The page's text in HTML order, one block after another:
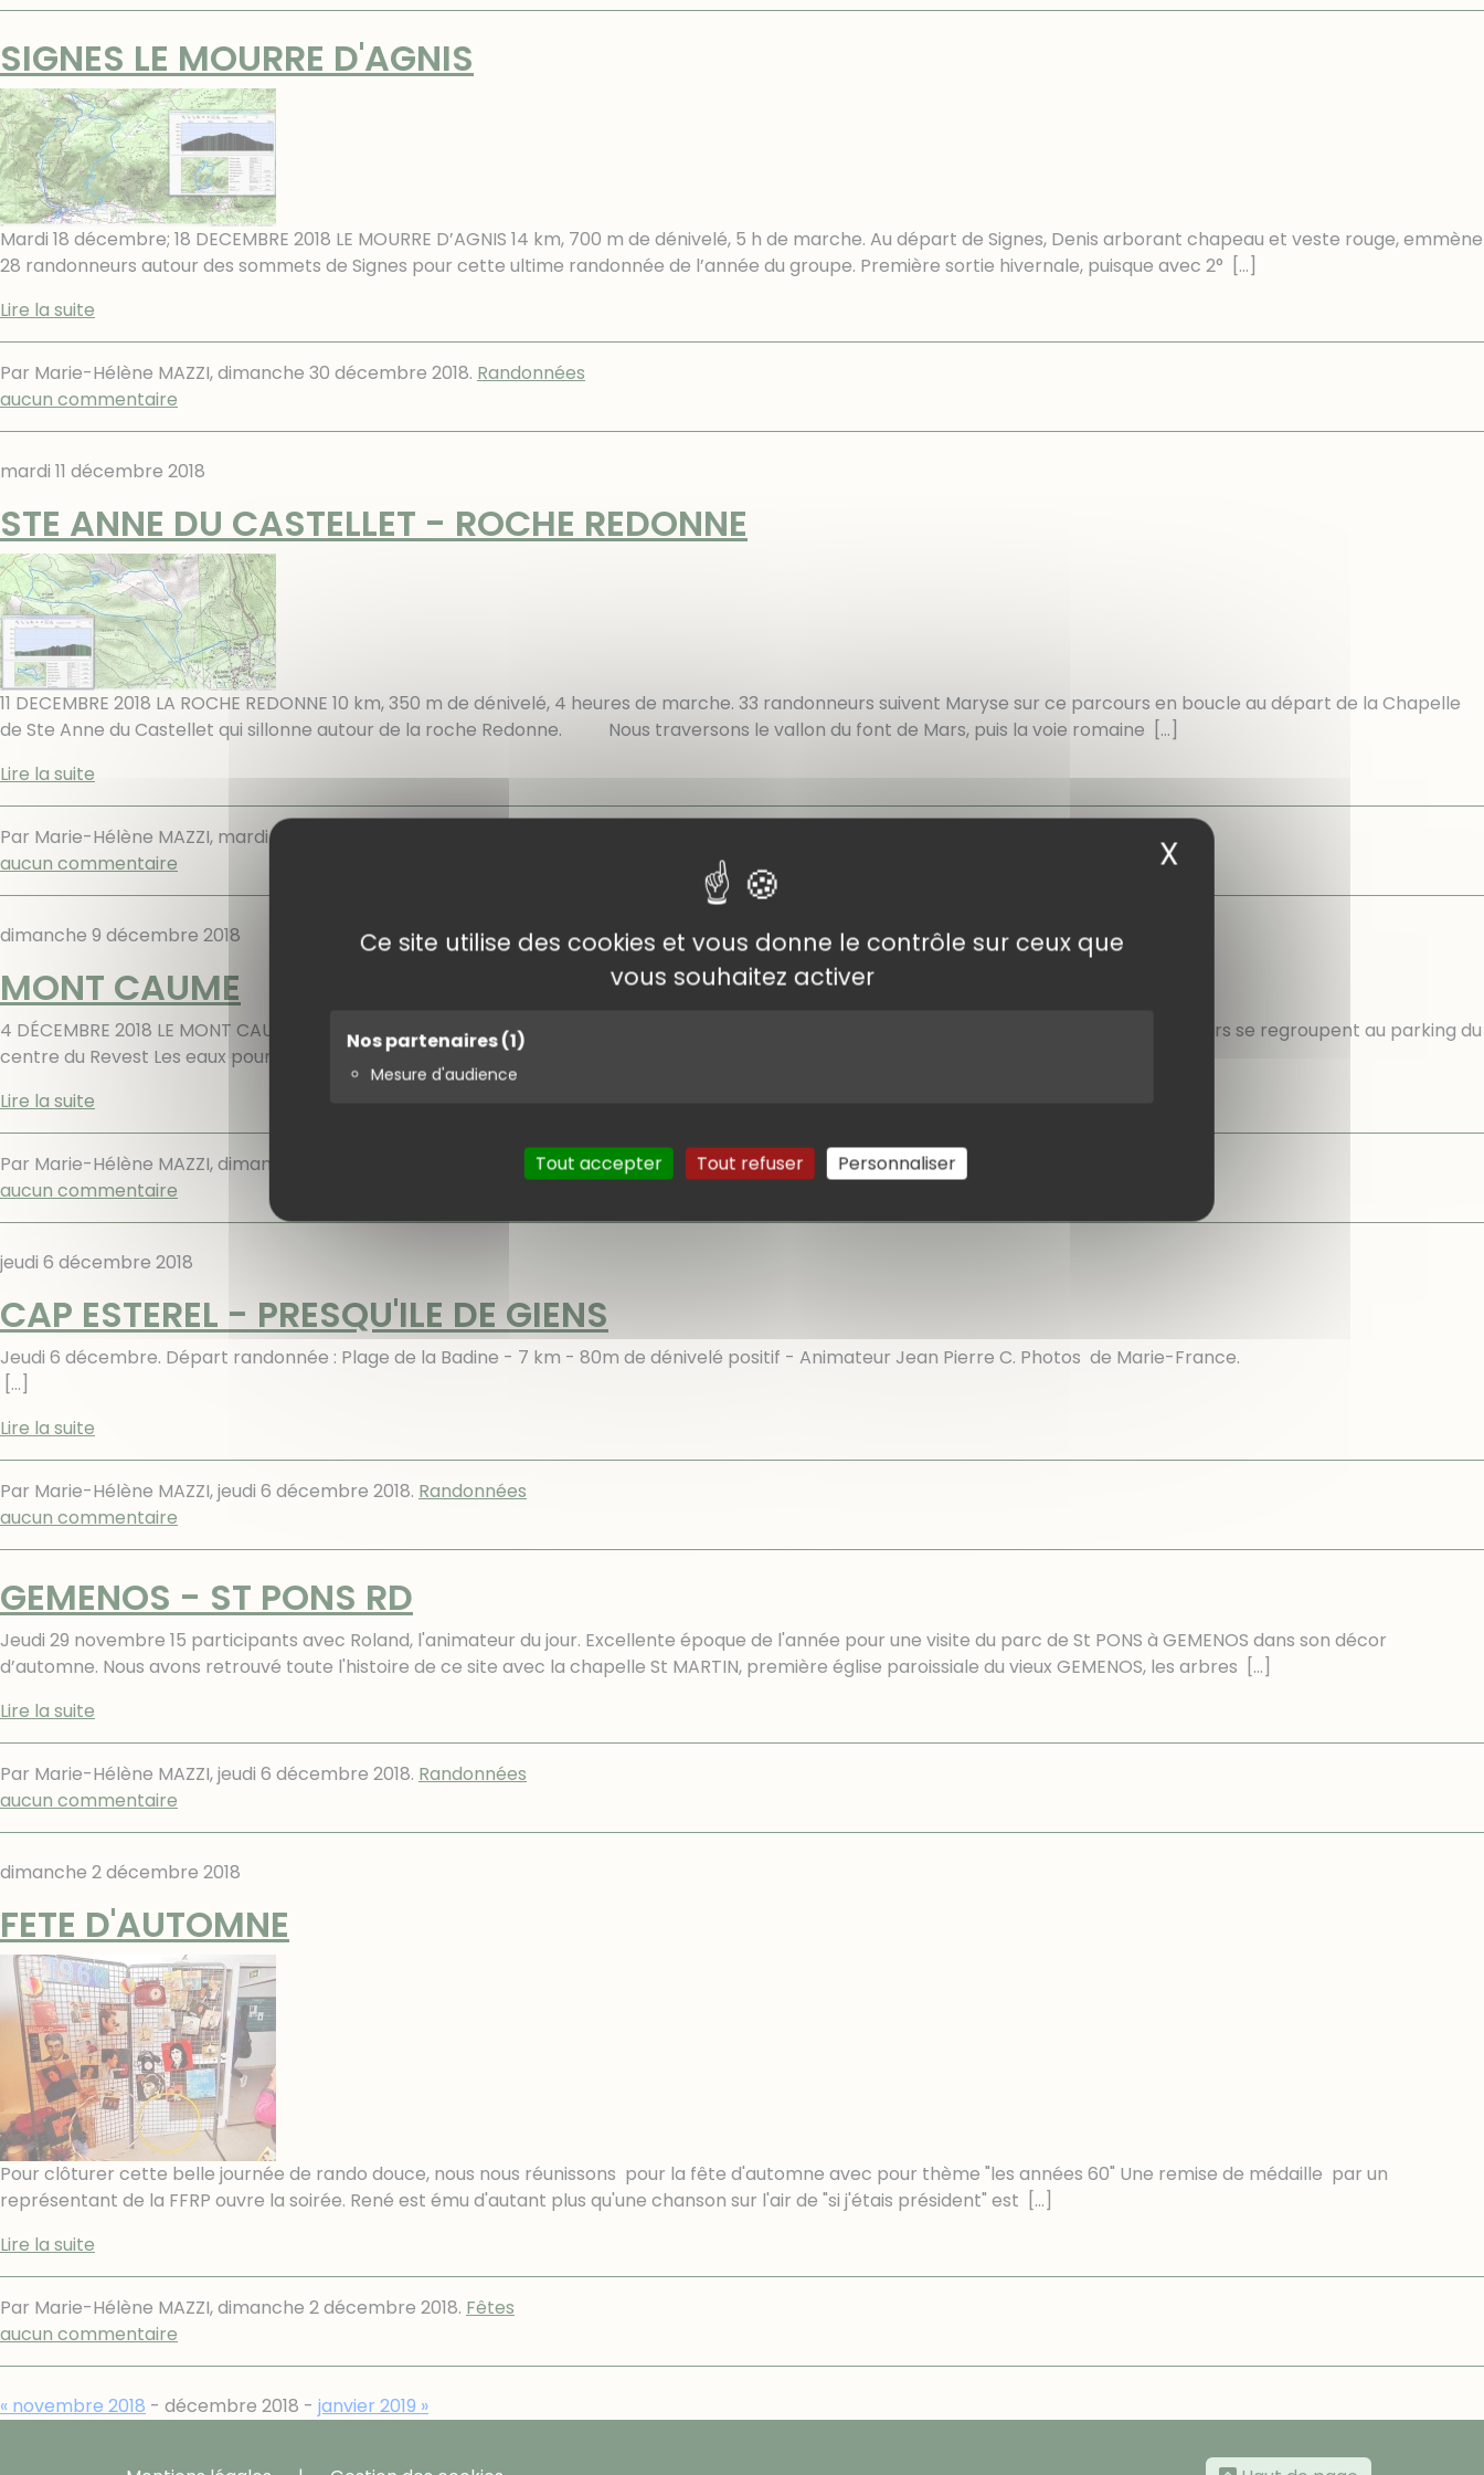
Ce site utilise des cookies et vous donne le contrôle sur ceux que
vous souhaitez activer
Nos partenaires(1)
Mesure d'audience
Tout accepter Tout refuser Personnaliser
X
SIGNES LE MOURRE D'AGNIS
Mardi 18 décembre; 18 DECEMBRE 2018 LE MOURRE D’AGNIS 14 km, 700 m de dénivelé, 5 h de marche. Au départ de Signes, Denis arborant chapeau et veste rouge, emmène
28 randonneurs autour des sommets de Signes pour cette ultime randonnée de l’année du groupe. Première sortie hivernale, puisque avec 2°
[…]
Lire la suite
Par Marie-Hélène MAZZI,dimanche 30 décembre 2018. Randonnées
aucun commentaire
mardi 11 décembre 2018
STE ANNE DU CASTELLET - ROCHE REDONNE
11 DECEMBRE 2018 LA ROCHE REDONNE 10 km, 350 m de dénivelé, 4 heures de marche. 33 randonneurs suivent Maryse sur ce parcours en boucle au départ de la Chapelle
de Ste Anne du Castellet qui sillonne autour de la roche Redonne. Nous traversons le vallon du font de Mars, puis la voie romaine
[…]
Lire la suite
Par Marie-Hélène MAZZI, mardi 11 décembre 2018
aucun commentaire
dimanche 9 décembre 2018
MONT CAUME
4 DÉCEMBRE 2018 LE MONT CAUME 14 km, 600 m de dénivelé, 5 heures de marche. Une boucle au départ du Revest. A 9 heures, 22 randonneurs se regroupent au parking du
centre du Revest Les eaux pour entreprendre « l’ascension » vers le Mont Caume sous la conduite de Gérard. Le ciel bleu sillonné
Lire la suite
Par Marie-Hélène MAZZI,dimanche 9 décembre 2018
Randonnées
aucun commentaire
jeudi 6 décembre 2018
CAP ESTEREL - PRESQU'ILE DE GIENS
Jeudi 6 décembre. Départ randonnée : Plage de la Badine - 7 km - 80m de dénivelé positif - Animateur Jean Pierre C. Photos de Marie-France.
[…]
Lire la suite
Par Marie-Hélène MAZZI,jeudi 6 décembre 2018. Randonnées
aucun commentaire
GEMENOS - ST PONS RD
Jeudi 29 novembre 15 participants avec Roland, l'animateur du jour. Excellente époque de l'année pour une visite du parc de St PONS à GEMENOS dans son décor
d’automne. Nous avons retrouvé toute l'histoire de ce site avec la chapelle St MARTIN, première église paroissiale du vieux GEMENOS, les arbres
[…]
Lire la suite
Par Marie-Hélène MAZZI,jeudi 6 décembre 2018. Randonnées
aucun commentaire
dimanche 2 décembre 2018
FETE D'AUTOMNE
Pour clôturer cette belle journée de rando douce, nous nous réunissons pour la fête d'automne avec pour thème "les années 60" Une remise de médaille par un
représentant de la FFRP ouvre la soirée. René est ému d'autant plus qu'une chanson sur l'air de "si j'étais président" est
[…]
Lire la suite
Par Marie-Hélène MAZZI,dimanche 2 décembre 2018. Fêtes
aucun commentaire
« novembre 2018 - décembre 2018 - janvier 2019 »